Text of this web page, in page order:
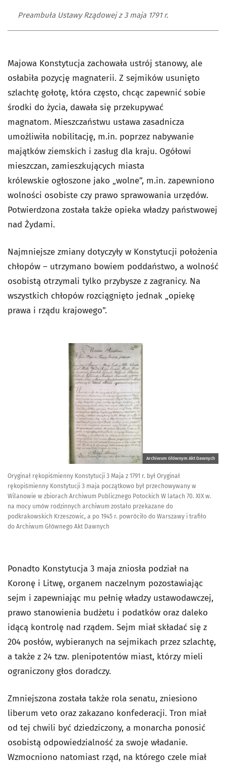
Preambuła Ustawy Rządowej z 3 maja 1791 r.
Majowa Konstytucja zachowała ustrój stanowy, ale
osłabiła pozycję magnaterii. Z sejmików usunięto
szlachtę gołotę, która często, chcąc zapewnić sobie
środki do życia, dawała się przekupywać
magnatom. Mieszczaństwu ustawa zasadnicza
umożliwiła nobilitację, m.in. poprzez nabywanie
majątków ziemskich i zasług dla kraju. Ogółowi
mieszczan, zamieszkujących miasta
królewskie ogłoszone jako „wolne”, m.in. zapewniono
wolności osobiste czy prawo sprawowania urzędów.
Potwierdzona została także opieka władzy państwowej
nad Żydami.
Najmniejsze zmiany dotyczyły w Konstytucji położenia
chłopów – utrzymano bowiem poddaństwo, a wolność
osobistą otrzymali tylko przybysze z zagranicy. Na
wszystkich chłopów rozciągnięto jednak „opiekę
prawa i rządu krajowego”.
Archiwum Głównym Akt Dawnych
Oryginał rękopiśmienny Konstytucji 3 Maja z 1791 r. był Oryginał
rękopiśmienny Konstytucji 3 maja początkowo był przechowywany w
Wilanowie w zbiorach Archiwum Publicznego Potockich W latach 70. XIX w.
na mocy umów rodzinnych archiwum zostało przekazane do
podkrakowskich Krzeszowic, a po 1945 r. powróciło do Warszawy i trafiło
do Archiwum Głównego Akt Dawnych
Ponadto Konstytucja 3 maja zniosła podział na
Koronę i Litwę, organem naczelnym pozostawiając
sejm i zapewniając mu pełnię władzy ustawodawczej,
prawo stanowienia budżetu i podatków oraz daleko
idącą kontrolę nad rządem. Sejm miał składać się z
204 posłów, wybieranych na sejmikach przez szlachtę,
a także z 24 tzw. plenipotentów miast, którzy mieli
ograniczony głos doradczy.
Zmniejszona została także rola senatu, zniesiono
liberum veto oraz zakazano konfederacji. Tron miał
od tej chwili być dziedziczony, a monarcha ponosić
osobistą odpowiedzialność za swoje władanie.
Wzmocniono natomiast rząd, na którego czele miał